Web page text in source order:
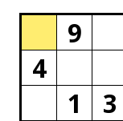
9
4
1
3